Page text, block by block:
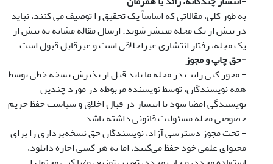
به طور کلی، مقالاتی که اساساً یک تحقیق را توصیف می کنند، نباید
در بیش از یک مجله منتشر شوند. ارسال مقاله مشابه به بیش از
یک مجله، رفتار انتشاری غیراخلاقی است و غیرقابل قبول است.
-حق چاپ و مجوز
- مجوز کپی رایت در مجله ما باید قبل از پذیرش نسخه خطی توسط
همه نویسندگان، توسط نویسنده مربوطه در مورد چندین
نویسندگی امضا شود تا انتشار در قبال اخلاق و سیاست حفظ حریم
خصوصی مجله مسئولیت قانونی داشته باشد.
- تحت مجوز دسترسی آزاد، نویسندگان حق نسخه‌برداری را برای
محتوای علمی خود حفظ می‌کنند، اما به هر کسی اجازه دانلود،